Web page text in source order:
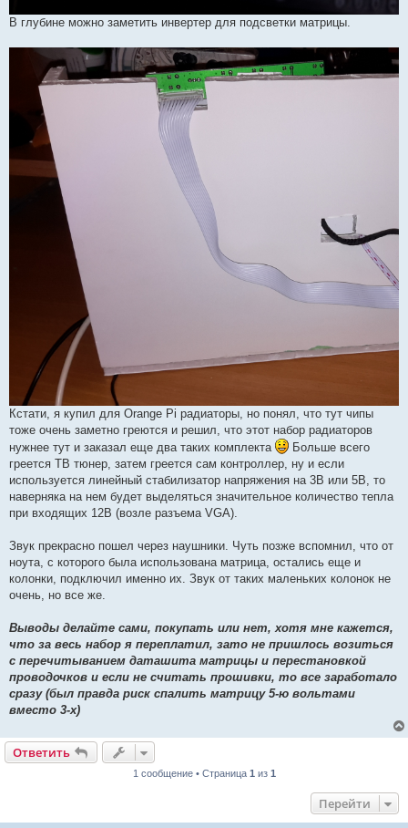
В глубине можно заметить инвертер для подсветки матрицы.
Кстати, я купил для Orange Pi радиаторы, но понял, что тут чипы
тоже очень заметно греются и решил, что этот набор радиаторов
нужнее тут и заказал еще два таких комплекта
Больше всего
греется ТВ тюнер, затем греется сам контроллер, ну и если
используется линейный стабилизатор напряжения на 3В или 5В, то
наверняка на нем будет выделяться значительное количество тепла
при входящих 12В (возле разъема VGA).
Звук прекрасно пошел через наушники. Чуть позже вспомнил, что от
ноута, с которого была использована матрица, остались еще и
колонки, подключил именно их. Звук от таких маленьких колонок не
очень, но все же.
Выводы делайте сами, покупать или нет, хотя мне кажется,
что за весь набор я переплатил, зато не пришлось возиться
с перечитыванием даташита матрицы и перестановкой
проводочков и если не считать прошивки, то все заработало
сразу (был правда риск спалить матрицу 5-ю вольтами
вместо 3-х)
Ответить
1 сообщение • Страница 1 из 1
Перейти